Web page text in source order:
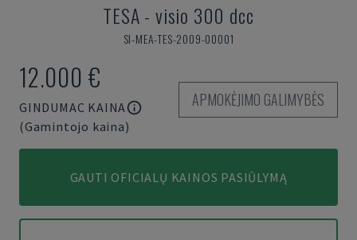
TESA-visio 300 dcc
SI-MEA-TES-2009-00001
12.000 €
GINDUMAC KAINA
(Gamintojo kaina)
APMOKĖJIMO GALIMYBĖS
GAUTI OFICIALŲ KAINOS PASIŪLYMĄ